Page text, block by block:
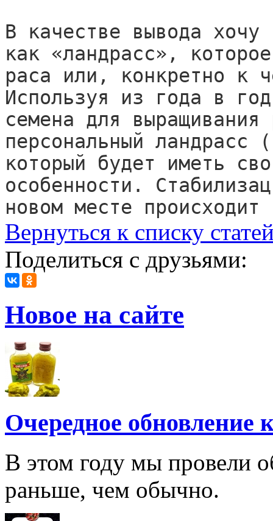
В качестве вывода
как «ландрасс»,
раса или, конкретно к
Используя из года в
семена для
персональный
который будет иметь
особенности.
новом месте
Вернуться к списку
Поделиться с друзьями:
Новое на сайте
Очередное обновление
В этом году мы провели
раньше, чем обычно.